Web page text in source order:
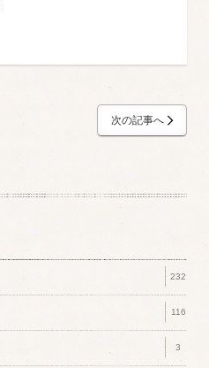
次の記事へ
232
116
3